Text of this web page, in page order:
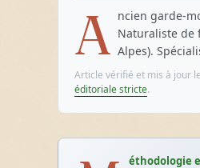
A ncien garde-
Naturaliste de
Alpes).
Article vérifié et mis à jour
éditoriale stricte.
éthodologie